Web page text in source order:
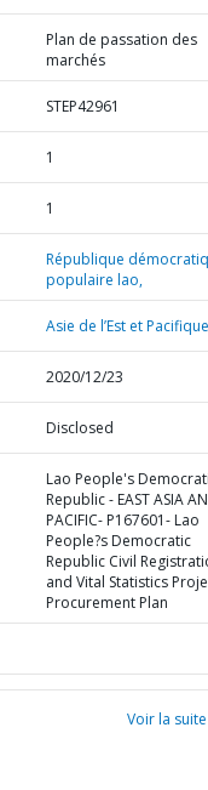
Plan de passation des
marchés
STEP42961
1
1
République
populaire lao,
Asie de l’Est et
2020/12/23
Disclosed
Lao People's
Republic - EAST ASIA
PACIFIC- P167601- Lao
People?s Democratic
Republic Civil
and Vital Statistics
Procurement Plan
Voir la suite